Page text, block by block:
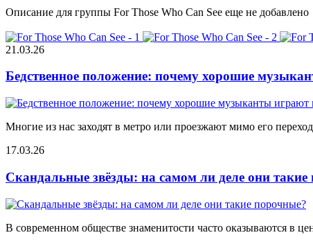
Описание для группы For Those Who Can See еще не добавлено
21.03.26
Бедственное положение: почему хорошие
Многие из нас заходят в метро или проезжают мимо его
17.03.26
Скандальные звёзды: на самом ли деле они такие
В современном обществе знаменитости часто оказываются в